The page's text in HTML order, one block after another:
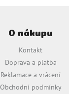
O nákupu
Kontakt
Doprava a platba
Reklamace a vrácení
Obchodní podmínky